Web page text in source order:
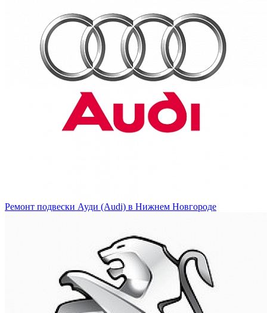
Ремонт подвески Ауди (Audi) в Нижнем Новгороде